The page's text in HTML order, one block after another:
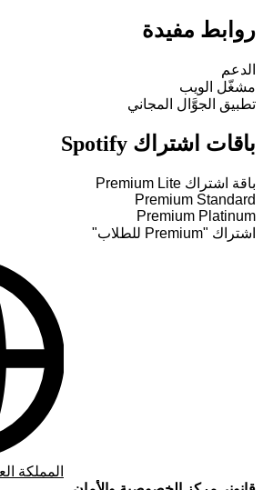
روابط مفيدة
الدعم
مشغّل الويب
تطبيق الجوَّال المجاني
باقات اشتراك Spotify
باقة اشتراك Premium Lite
Premium Standard
Premium Platinum
اشتراك "Premium للطلاب"
المملكة